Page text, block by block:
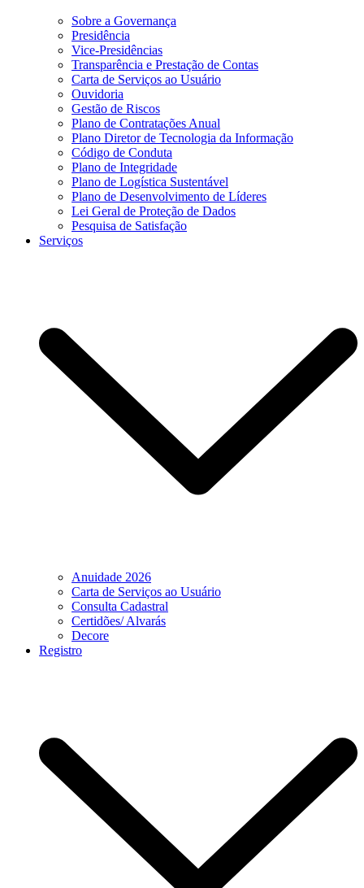
Sobre a Governança
Presidência
Vice-Presidências
Transparência e Prestação de Contas
Carta de Serviços ao Usuário
Ouvidoria
Gestão de Riscos
Plano de Contratações Anual
Plano Diretor de Tecnologia da Informação
Código de Conduta
Plano de Integridade
Plano de Logística Sustentável
Plano de Desenvolvimento de Líderes
Lei Geral de Proteção de Dados
Pesquisa de Satisfação
Serviços
Anuidade 2026
Carta de Serviços ao Usuário
Consulta Cadastral
Certidões/ Alvarás
Decore
Registro